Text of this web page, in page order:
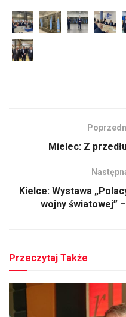
Mielec: Z
Kielce: Wystawa
wojny światowej”
Przeczytaj Także